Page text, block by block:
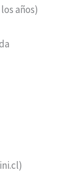
años)